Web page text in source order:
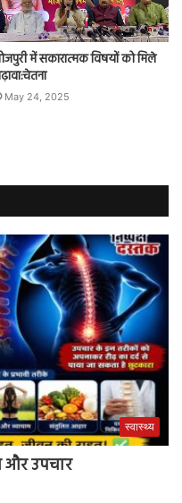
में सकारात्मक विषयों को मिले
May 24, 2025
स्वास्थ्य
और उपचार